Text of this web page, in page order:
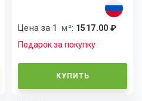
Цена за 1м²: 1517.00 ₽
Подарок за покупку
КУПИТЬ